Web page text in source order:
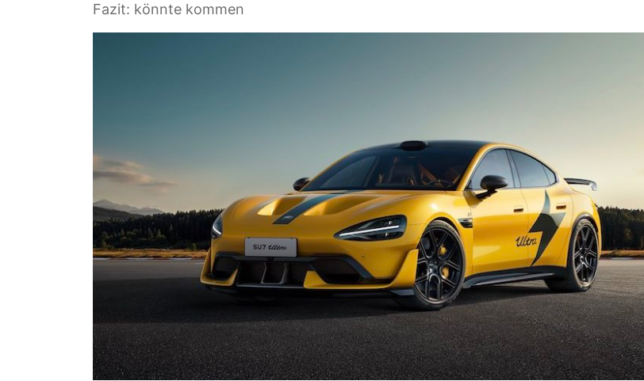
Fazit: könnte kommen